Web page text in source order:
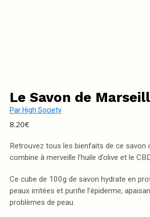
Le Savon de
Par High Society
8.20€
Retrouvez tous les bienfaits de ce savon
combine à merveille l’huile d’olive et le
Ce cube de 100g de savon hydrate en
peaux irritées et purifie l’épiderme,
problèmes de peau.